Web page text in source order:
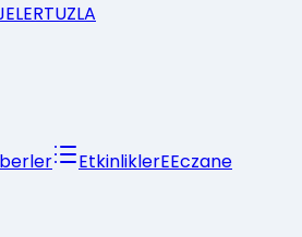
TUZLA
EtkinliklerEEczane